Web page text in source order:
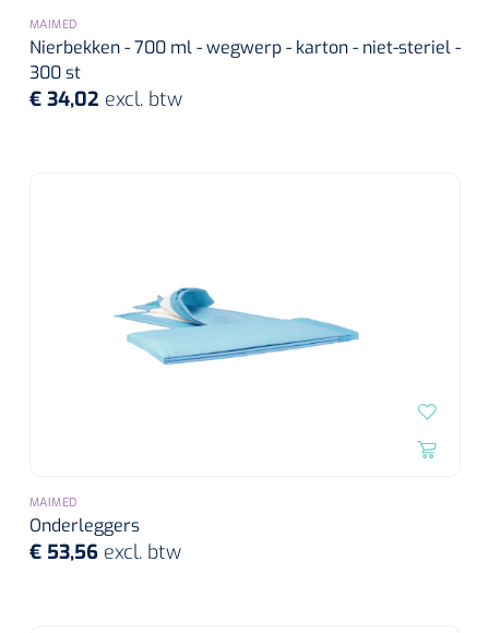
MAIMED
Nierbekken - 700 ml - wegwerp - karton - niet-steriel -
300 st
€ 34,02 excl. btw
MAIMED
Onderleggers
€ 53,56 excl. btw